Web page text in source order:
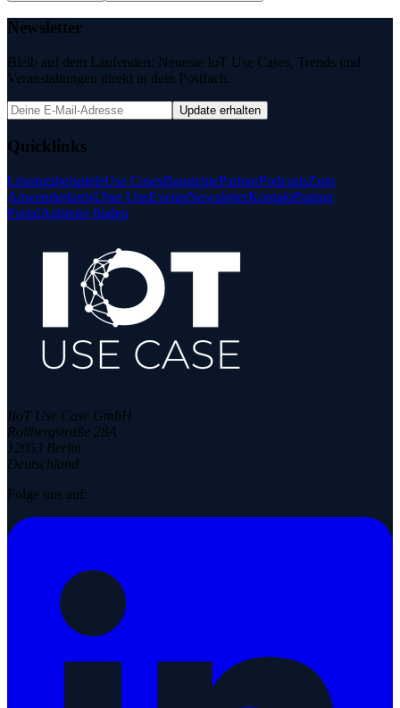
Newsletter
Bleib auf dem Laufenden: Neueste IoT Use Cases, Trends und
Veranstaltungen direkt in dein Postfach.
Update erhalten
Quicklinks
LösungsbeispieleUse CasesBausteinePartnerPodcastsZum
AnwenderkreisÜber UnsEventsNewsletterKontaktPartner
PortalAnbieter finden
IIoT Use Case GmbH
Rollbergstraße 28A
12053 Berlin
Deutschland
Folge uns auf: